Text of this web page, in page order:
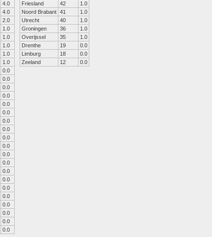
4.0
4.0
2.0
1.0
1.0
1.0
1.0
1.0
0.0
0.0
0.0
0.0
0.0
0.0
0.0
0.0
0.0
0.0
0.0
0.0
0.0
0.0
0.0
0.0
0.0
0.0
0.0
0.0
Friesland
42
1.0
Noord Brabant 41
1.0
Utrecht
40
1.0
Groningen
36
1.0
Overijssel
35
1.0
Drenthe
19
0.0
Limburg
18
0.0
Zeeland
12 0.0